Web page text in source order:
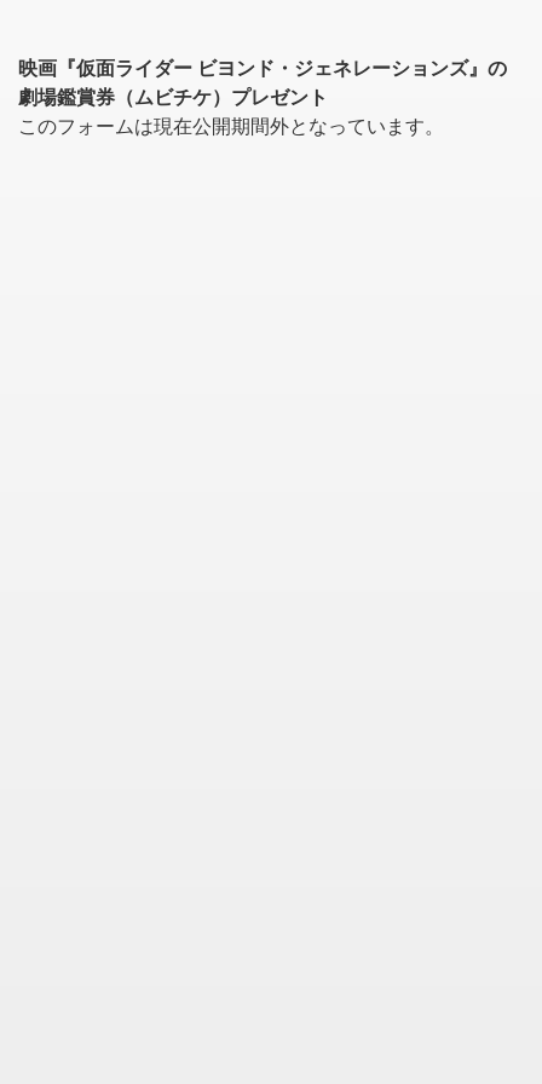
映画『仮面ライダー ビヨンド・ジェネレーションズ』の
劇場鑑賞券（ムビチケ）プレゼント
このフォームは現在公開期間外となっています。